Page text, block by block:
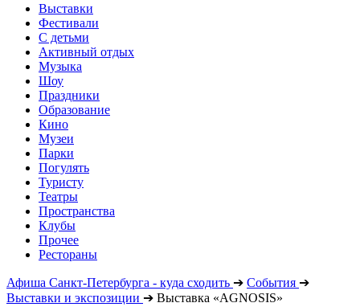
Выставки
Фестивали
С детьми
Активный отдых
Музыка
Шоу
Праздники
Образование
Кино
Музеи
Парки
Погулять
Туристу
Театры
Пространства
Клубы
Прочее
Рестораны
Афиша Санкт-Петербурга - куда сходить ➔ События ➔
Выставки и экспозиции ➔ Выставка «AGNOSIS»